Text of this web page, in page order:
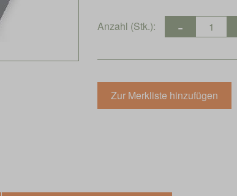
Anzahl (Stk.):